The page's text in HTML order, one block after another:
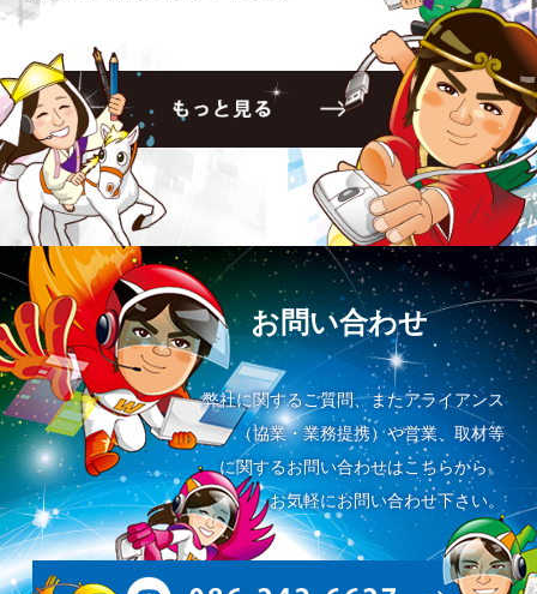
お問い合わせ
弊社に関するご質問、またアライアンス
（協業・業務提携）や営業、取材等
に関するお問い合わせはこちらから。
お気軽にお問い合わせ下さい。